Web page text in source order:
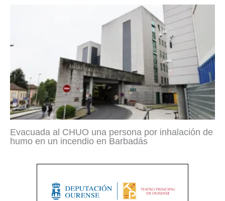
Evacuada al CHUO una persona por inhalación de
humo en un incendio en Barbadás